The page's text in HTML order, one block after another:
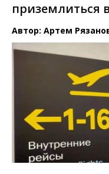
приземлиться
Автор: Артем